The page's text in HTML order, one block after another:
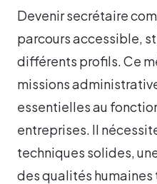
Devenir secrétaire
parcours accessible,
différents profils. Ce
missions
essentielles au
entreprises. Il
techniques solides,
des qualités humaines